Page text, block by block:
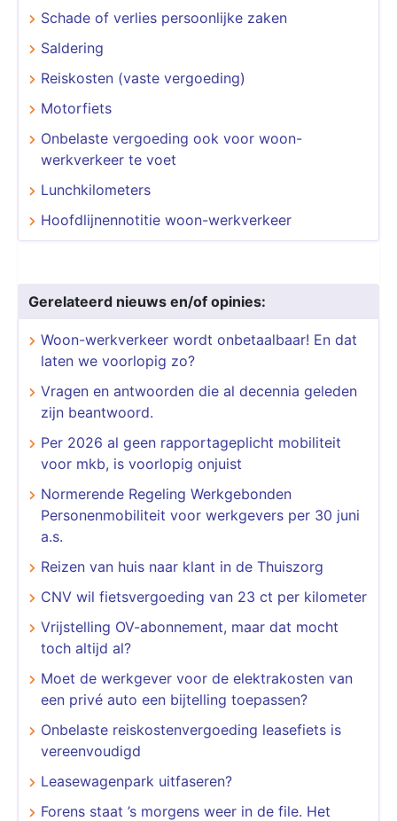
Schade of verlies persoonlijke zaken
Saldering
Reiskosten (vaste vergoeding)
Motorfiets
Onbelaste vergoeding ook voor woon-
werkverkeer te voet
Lunchkilometers
Hoofdlijnennotitie woon-werkverkeer
Gerelateerd nieuws en/of opinies:
Woon-werkverkeer wordt onbetaalbaar! En dat
laten we voorlopig zo?
Vragen en antwoorden die al decennia geleden
zijn beantwoord.
Per 2026 al geen rapportageplicht mobiliteit
voor mkb, is voorlopig onjuist
Normerende Regeling Werkgebonden
Personenmobiliteit voor werkgevers per 30 juni
a.s.
Reizen van huis naar klant in de Thuiszorg
CNV wil fietsvergoeding van 23 ct per kilometer
Vrijstelling OV-abonnement, maar dat mocht
toch altijd al?
Moet de werkgever voor de elektrakosten van
een privé auto een bijtelling toepassen?
Onbelaste reiskostenvergoeding leasefiets is
vereenvoudigd
Leasewagenpark uitfaseren?
Forens staat ’s morgens weer in de file. Het